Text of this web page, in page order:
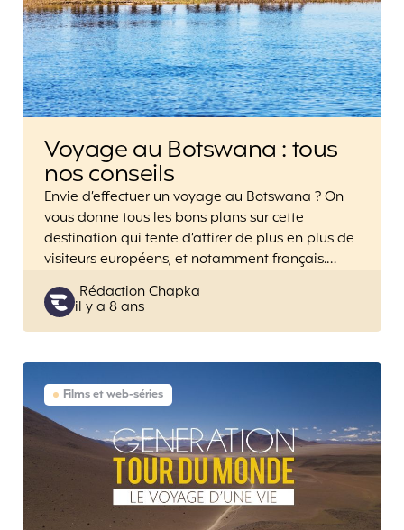
Voyage au Botswana : tous
nos conseils
Envie d’effectuer un voyage au Botswana ? On
vous donne tous les bons plans sur cette
destination qui tente d’attirer de plus en plus de
visiteurs européens, et notamment français.…
Posted
by
Rédaction Chapka
il y a 8 ans
Films et web-séries